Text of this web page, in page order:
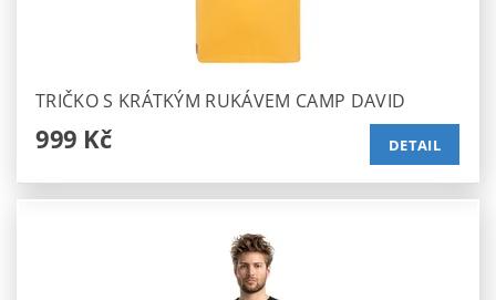
TRIČKO S KRÁTKÝM RUKÁVEM CAMP DAVID
999 Kč DETAIL